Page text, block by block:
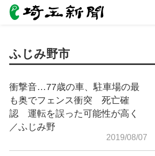
ふじみ野市
衝撃音…77歳の車、駐車場の最
も奥でフェンス衝突 死亡確
認 運転を誤った可能性が高く
／ふじみ野
2019/08/07